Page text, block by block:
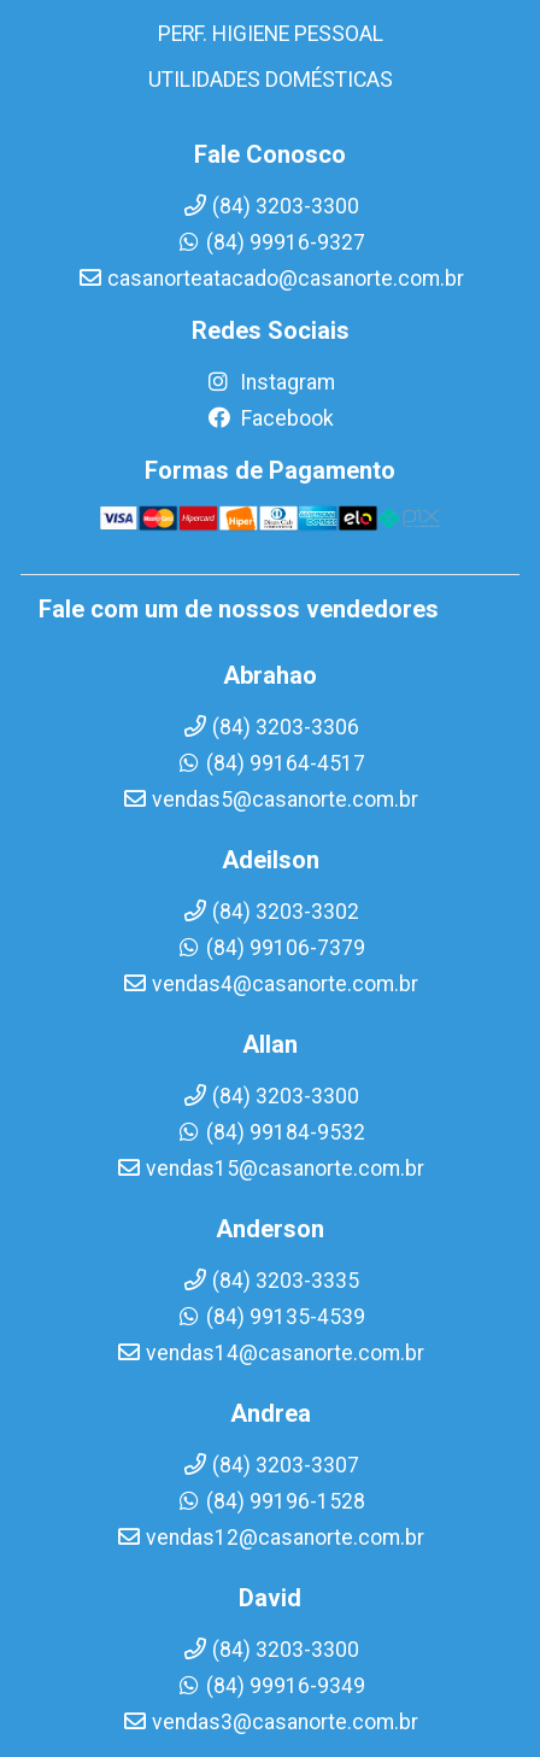
PERF. HIGIENE PESSOAL
UTILIDADES DOMÉSTICAS
Fale Conosco
(84) 3203-3300
(84) 99916-9327
casanorteatacado@casanorte.com.br
Redes Sociais
Instagram
Facebook
Formas de Pagamento
Fale com um de nossos vendedores
Abrahao
(84) 3203-3306
(84) 99164-4517
vendas5@casanorte.com.br
Adeilson
(84) 3203-3302
(84) 99106-7379
vendas4@casanorte.com.br
Allan
(84) 3203-3300
(84) 99184-9532
vendas15@casanorte.com.br
Anderson
(84) 3203-3335
(84) 99135-4539
vendas14@casanorte.com.br
Andrea
(84) 3203-3307
(84) 99196-1528
vendas12@casanorte.com.br
David
(84) 3203-3300
(84) 99916-9349
vendas3@casanorte.com.br